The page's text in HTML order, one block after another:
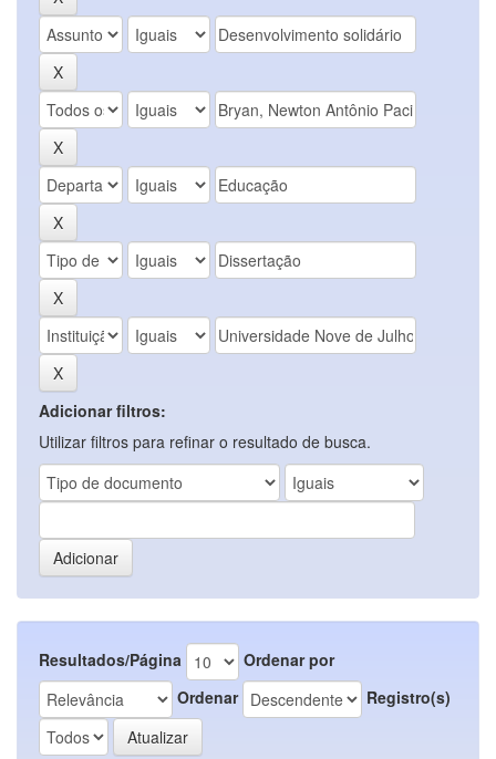
Adicionar filtros:
Utilizar filtros para refinar o resultado de busca.
Resultados/Página
Ordenar por
Ordenar
Registro(s)